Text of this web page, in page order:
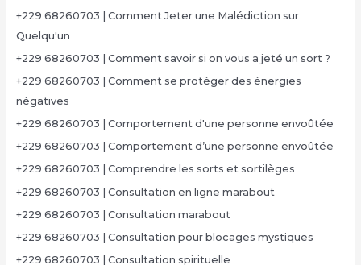
+229 68260703 | Comment Jeter une Malédiction sur
Quelqu'un
+229 68260703 | Comment savoir si on vous a jeté un sort ?
+229 68260703 | Comment se protéger des énergies
négatives
+229 68260703 | Comportement d'une personne envoûtée
+229 68260703 | Comportement d’une personne envoûtée
+229 68260703 | Comprendre les sorts et sortilèges
+229 68260703 | Consultation en ligne marabout
+229 68260703 | Consultation marabout
+229 68260703 | Consultation pour blocages mystiques
+229 68260703 | Consultation spirituelle